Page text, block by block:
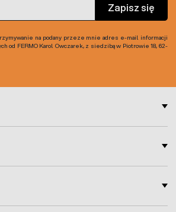
Zapisz się
na podany przeze mnie adres e-mail informacji
od FERMO Karol Owczarek, z siedzibą w Piotrowie 18, 62-